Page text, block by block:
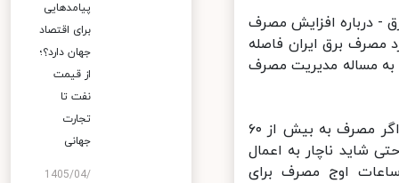
افزایش مصرف
با شکستن رکورد مصرف برق ایران فاصله
به مساله مدیریت مصرف
وی با بیان اینکه با توجه به ظرفیت‌های تولید برق و نیروگاه‌های در مدار، اگر مصرف به بیش از ۶۰
شاید ناچار به اعمال
اوج مصرف برای
پیامدهایی
برای اقتصاد
جهان دارد؟؛
از قیمت
نفت تا
تجارت
جهانی
1405/04/